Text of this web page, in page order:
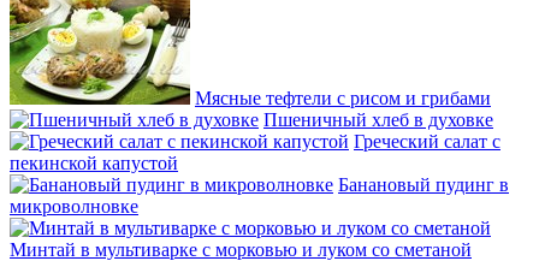
Мясные тефтели с рисом и грибами
Пшеничный хлеб в духовке
Греческий салат с
пекинской капустой
Банановый пудинг в
микроволновке
Минтай в мультиварке с морковью и луком со сметаной